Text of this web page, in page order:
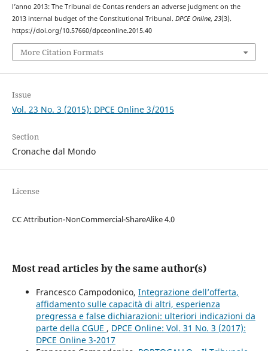
l’anno 2013: The Tribunal de Contas renders an adverse judgment on the
2013 internal budget of the Constitutional Tribunal. DPCE Online, 23(3).
https://doi.org/10.57660/dpceonline.2015.40
More Citation Formats
Issue
Vol. 23 No. 3 (2015): DPCE Online 3/2015
Section
Cronache dal Mondo
License
CC Attribution-NonCommercial-ShareAlike 4.0
Most read articles by the same author(s)
Francesco Campodonico, Integrazione dell’offerta,
affidamento sulle capacità di altri, esperienza
pregressa e false dichiarazioni: ulteriori indicazioni da
parte della CGUE , DPCE Online: Vol. 31 No. 3 (2017):
DPCE Online 3-2017